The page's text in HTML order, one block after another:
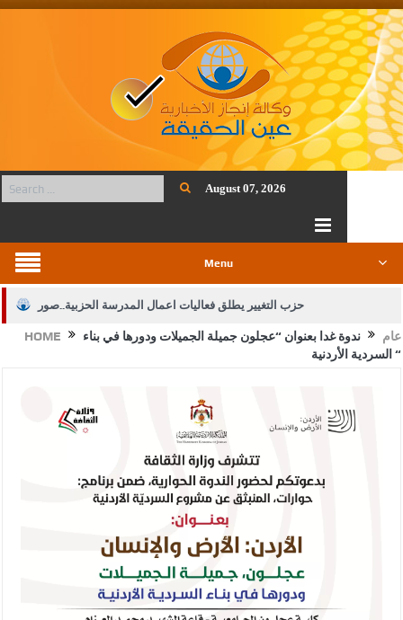
August 07, 2026
Menu
حزب التغيير يطلق فعاليات اعمال المدرسة الحزبية..صور
الجيش يفتح باب التجنيد لحملة البكالوريوس في الحقوق والقانون
الإسلامية والمسيحية
النواب يقر مشروع تعديل قانون الملكية العقارية
القاضي يلتقي رؤساء تحرير الصحف اليومية ويؤكد حرص مجلس النواب
على شراكة فاعلة مع الإعلام
دعوة المكلفين بخدمة العلم (الدفعة الثالثة) إلى مراجعة منصة خدمة
العلم
HOME عام
ندوة غدا بعنوان “عجلون جميلة الجميلات ودورها في بناء
السردية الأردنية “